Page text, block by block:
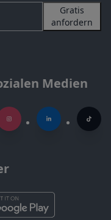
Gratis
anfordern
Medien